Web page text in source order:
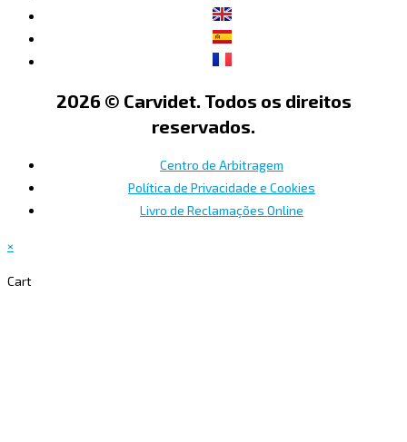
2026 © Carvidet. Todos os direitos
reservados.
Centro de Arbitragem
Política de Privacidade e Cookies
Livro de Reclamações Online
×
Cart